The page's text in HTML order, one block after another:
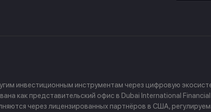
инвестиционным инструментам через цифровую
как представительский офис в Dubai International Financial
через лицензированных партнёров в США,